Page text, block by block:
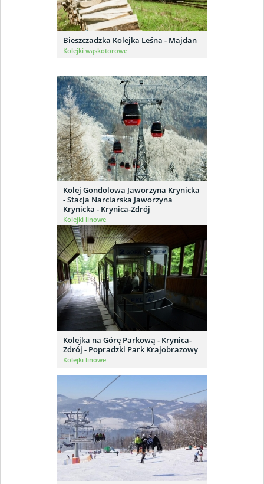
Bieszczadzka Kolejka Leśna - Majdan
Kolejki wąskotorowe
Kolej Gondolowa Jaworzyna Krynicka
- Stacja Narciarska Jaworzyna
Krynicka - Krynica-Zdrój
Kolejki linowe
Kolejka na Górę Parkową - Krynica-
Zdrój - Popradzki Park Krajobrazowy
Kolejki linowe